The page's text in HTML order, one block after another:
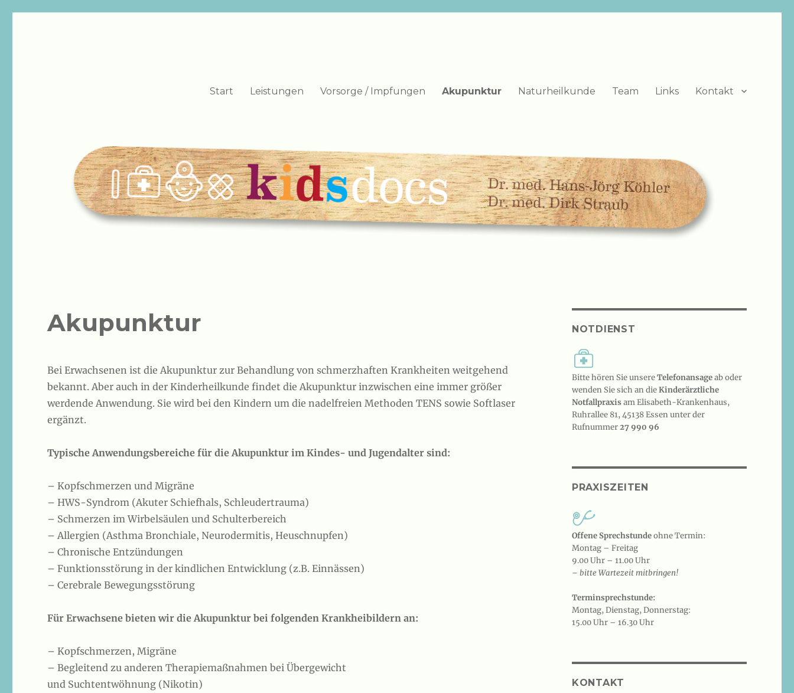
Start Leistungen Vorsorge / Impfungen Akupunktur Naturheilkunde Team Links Kontakt
Akupunktur
Bei Erwachsenen ist die Akupunktur zur Behandlung von schmerzhaften Krankheiten weitgehend
bekannt. Aber auch in der Kinderheilkunde findet die Akupunktur inzwischen eine immer größer
werdende Anwendung. Sie wird bei den Kindern um die nadelfreien Methoden TENS sowie Softlaser
ergänzt.
Typische Anwendungsbereiche für die Akupunktur im Kindes- und Jugendalter sind:
– Kopfschmerzen und Migräne
– HWS-Syndrom (Akuter Schiefhals, Schleudertrauma)
– Schmerzen im Wirbelsäulen und Schulterbereich
– Allergien (Asthma Bronchiale, Neurodermitis, Heuschnupfen)
– Chronische Entzündungen
– Funktionsstörung in der kindlichen Entwicklung (z.B. Einnässen)
– Cerebrale Bewegungsstörung
Für Erwachsene bieten wir die Akupunktur bei folgenden Krankheibildern an:
– Kopfschmerzen, Migräne
– Begleitend zu anderen Therapiemaßnahmen bei Übergewicht
und Suchtentwöhnung (Nikotin)
NOTDIENST
Bitte hören Sie unsereTelefonansageab oder
wenden Sie sich an dieKinderärztliche
Notfallpraxisam Elisabeth-Krankenhaus,
Ruhrallee 81, 45138 Essen unter der
Rufnummer27 990 96
PRAXISZEITEN
Offene Sprechstundeohne Termin:
Montag – Freitag
9.00 Uhr – 11.00 Uhr
– bitte Wartezeit mitbringen!
Terminsprechstunde:
Montag, Dienstag, Donnerstag:
15.00 Uhr – 16.30 Uhr
KONTAKT